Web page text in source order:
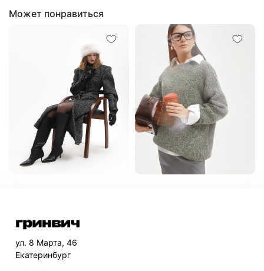
Может понравиться
ул. 8 Марта, 46
Екатеринбург